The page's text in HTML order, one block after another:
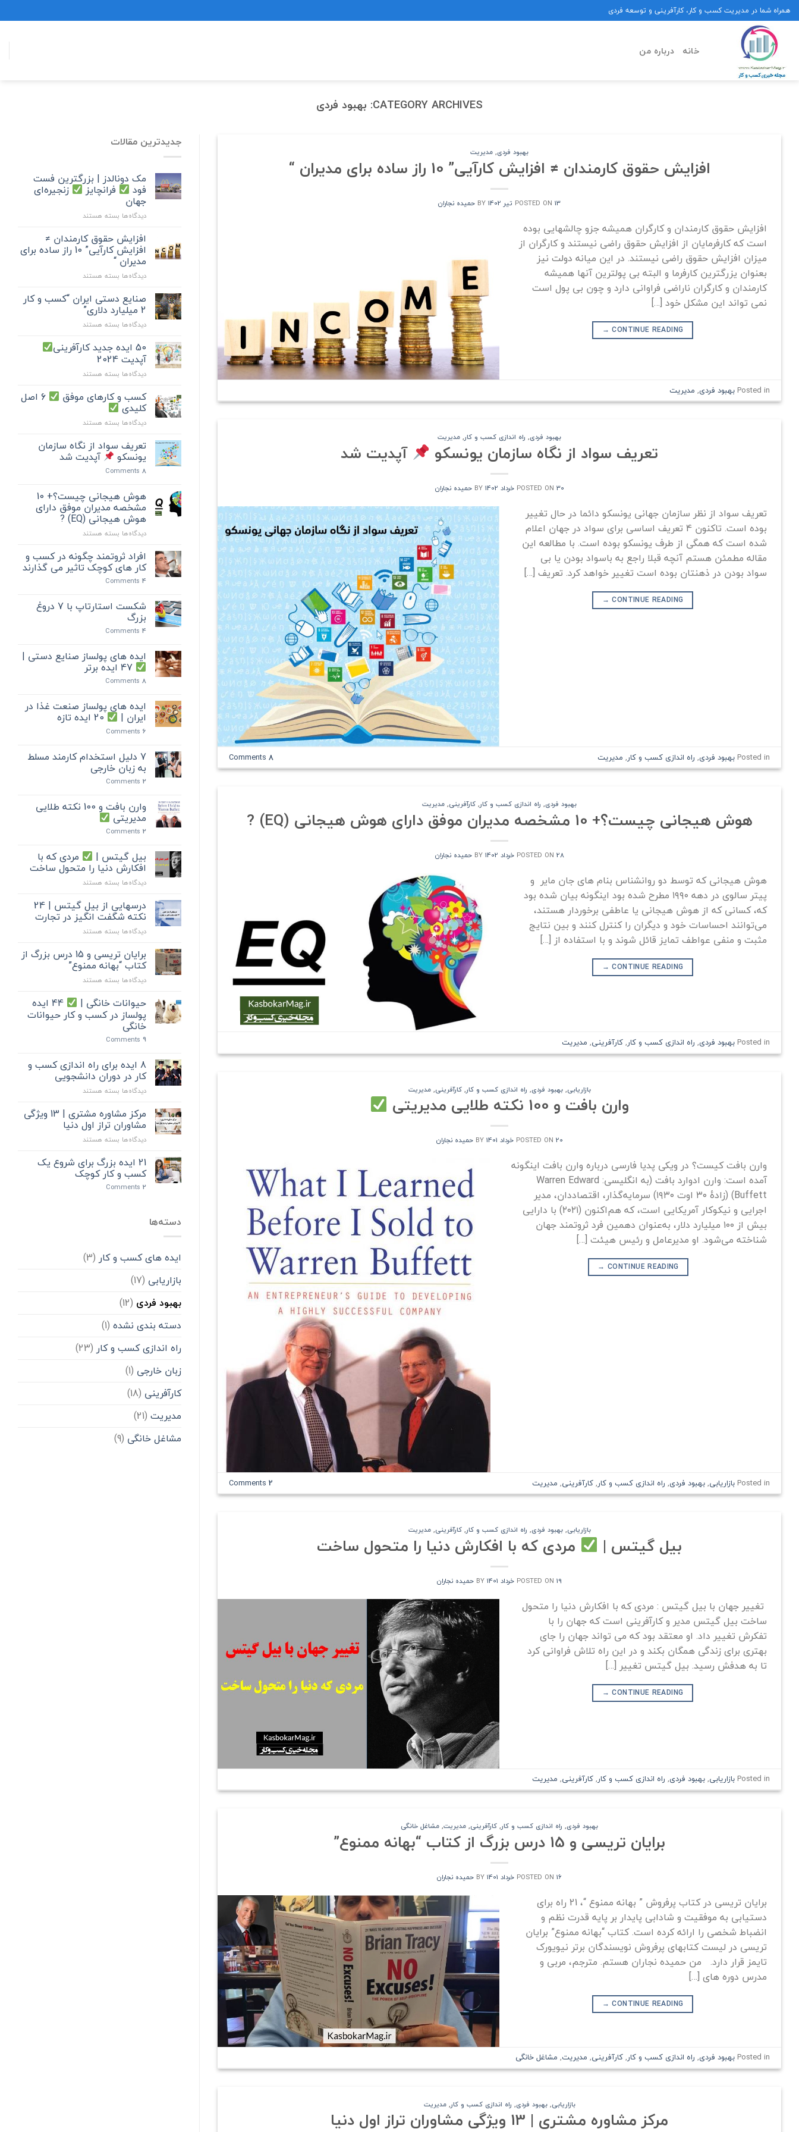
Skip
to
content
همراه شما در مدیریت کسب و کار، کارآفرینی و توسعه فردی
خانه درباره من
CATEGORY ARCHIVES: بهبود فردی
بهبود فردی, مدیریت
افزایش حقوق کارمندان ≠ افزایش کارآیی” 10 راز ساده برای مدیران “
POSTED ON 13 تیر 1402 حمیده نجاران
افزایش حقوق کارمندان و کارگران همیشه جزو چالشهایی بوده
است که کارفرمایان از افزایش حقوق راضی نیستند و کارگران از
میزان افزایش حقوق راضی نیستند. در این میانه دولت نیز
بعنوان یزرگترین کارفرما و البته بی پولترین آنها همیشه
کارمندان و کارگران ناراضی فراوانی دارد و چون بی پول است
نمی تواند این مشکل خود […]
CONTINUE READING
→
Posted inبهبود فردی, مدیریت
بهبود فردی, راه اندازی کسب و کار, مدیریت
تعریف سواد از نگاه سازمان یونسکو آپدیت شد
POSTED ON 30 خرداد 1402 BY حمیده نجاران
تعریف سواد از نظر سازمان جهانی یونسکو دائما در حال تغییر
بوده است. تاکنون 4 تعریف اساسی برای سواد در جهان اعلام
شده است که همگی از طرف یونسکو بوده است. با مطالعه این
مقاله مطمئن هستم آنچه قبلا راجع به باسواد بودن یا بی
سواد بودن در ذهنتان بوده است تغییر خواهد کرد. تعریف […]
CONTINUE READING
→
Posted inبهبود فردی, راه اندازی کسب و کار, مدیریت 8
Comments
بهبود فردی, راه اندازی کسب و کار, کارآفرینی, مدیریت
هوش هیجانی چیست؟+ 10 مشخصه مدیران موفق دارای هوش هیجانی (EQ) ?
POSTED ON 28 خرداد 1402 BY حمیده نجاران
هوش هیجانی که توسط دو روانشناس بنام های جان مایر و
پیتر سالوی در دهه ۱۹۹۰ مطرح شده بود اینگونه بیان شده بود
که، کسانی که از هوش هیجانی یا عاطفی برخوردار هستند،
می‌توانند احساسات خود و دیگران را کنترل کنند و بین نتایج
مثبت و منفی عواطف تمایز قائل شوند و با استفاده از […]
CONTINUE READING
→
Posted inبهبود فردی, راه اندازی کسب و کار,کارآفرینی, مدیریت
بازاریابی,بهبود فردی, راه اندازی کسب و کار,کارآفرینی,مدیریت
وارن بافت و 100 نکته طلایی مدیریتی
POSTED ON 20 خرداد 1401 BY حمیده نجاران
وارن بافت کیست؟ در ویکی پدیا فارسی درباره وارن بافت اینگونه
آمده است: وارن ادوارد بافت (به انگلیسی: Warren Edward
Buffett) (زادهٔ ۳۰ اوت ۱۹۳۰) سرمایه‌گذار، اقتصاددان، مدیر
اجرایی و نیکوکار آمریکایی است، که هم‌اکنون (۲۰۲۱) با دارایی
بیش از ۱۰۰ میلیارد دلار، به‌عنوان دهمین فرد ثروتمند جهان
شناخته می‌شود. او مدیرعامل و رئیس هیئت […]
CONTINUE READING
→
Posted inبازاریابی,بهبود فردی, راه اندازی کسب و کار,کارآفرینی, مدیریت 2
Comments
بازاریابی,بهبود فردی, راه اندازی کسب و کار,کارآفرینی,مدیریت
بیل گیتس | مردی که با افکارش دنیا را متحول ساخت
POSTED ON 19 خرداد 1401 حمیده نجاران
تغییر جهان با بیل گیتس : مردی که با افکارش دنیا را متحول
ساخت بیل گیتس مدیر و کارآفرینی است که جهان را با
تفکرش تغییر داد. او معتقد بود که می تواند جهان را جای
بهتری برای زندگی همگان بکند و در این راه تلاش فراوانی کرد
تا به هدفش رسید. بیل گیتس تغییر […]
CONTINUE READING
→
Posted inبازاریابی,بهبود فردی, راه اندازی کسب و کار,کارآفرینی, مدیریت
بهبود فردی, راه اندازی کسب و کار, کارآفرینی, مدیریت, مشاغل خانگی
برایان تریسی و 15 درس بزرگ از کتاب “بهانه ممنوع”
POSTED ON 16 خرداد 1401 حمیده نجاران
برایان تریسی در کتاب پرفروش ” بهانه ممنوع “، 21 راه برای
دستیابی به موفقیت و شادابی پایدار بر پایه قدرت نظم و
انضباط شخصی را ارائه کرده است. کتاب “بهانه ممنوع” برایان
تریسی در لیست کتابهای پرفروش نویسندگان برتر نیویورک
تایمز قرار دارد. من حمیده نجاران هستم. مترجم، مربی و
مدرس دوره های […]
CONTINUE READING
→
Posted inبهبود فردی, راه اندازی کسب و کار,کارآفرینی, مدیریت, مشاغل خانگی
بازاریابی,بهبود فردی, راه اندازی کسب و کار,مدیریت
مرکز مشاوره مشتری | 13 ویژگی مشاوران تراز اول دنیا
جدیدترین مقالات
مک دونالدز | بزرگترین فست
فود فرانچایز زنجیره‌ای
جهان
دیدگاه‌ها برای
دونالدز
|
بزرگترین
فود
فرانچایز
زنجیره‌ای
جهان
بسته هستند
افزایش حقوق کارمندان ≠
افزایش کارآیی” 10 راز ساده برای
مدیران “
دیدگاه‌ها برای
حقوق
کارمندان
≠
افزایش
10
راز
ساده
برای
“
بسته هستند
صنایع دستی ایران “کسب و کار
2 میلیارد دلاری”
دیدگاه‌ها برای
دستی
ایران
“کسب
و
2
میلیارد
دلاری”
بسته هستند
50 ایده جدید کارآفرینی
آپدیت 2024
دیدگاه‌ها برای
ایده
جدید
کارآفرینی
2024
بسته هستند
کسب و کارهای موفق 6 اصل
کلیدی
دیدگاه‌ها برای
و
کارهای
موفق
اصل
کلیدی
بسته هستند
تعریف سواد از نگاه سازمان
یونسکو آپدیت شد
8
هوش هیجانی چیست؟+ 10
مشخصه مدیران موفق دارای
هوش هیجانی (EQ) ?
دیدگاه‌ها برای
هیجانی
چیست؟
+
10
مدیران
هوش
بسته هستند
افراد ثروتمند چگونه در کسب و
کار های کوچک تاثیر می گذارند
4
شکست استارتاپ با 7 دروغ
بزرگ
4
ایده های پولساز صنایع دستی |
47 ایده برتر
8
ایده های پولساز صنعت غذا در
ایران | 20 ایده تازه
6
7 دلیل استخدام کارمند مسلط
به زبان خارجی
2
وارن بافت و 100 نکته طلایی
مدیریتی
2
بیل گیتس | مردی که با
افکارش دنیا را متحول ساخت
دیدگاه‌ها برای
گیتس
|
مردی
با
افکارش
دنیا
را
ساخت
بسته هستند
درسهایی از بیل گیتس | 24
نکته شگفت انگیز در تجارت
دیدگاه‌ها برای
از
بیل
گیتس
|
نکته
شگفت
انگیز
تجارت
بسته هستند
برایان تریسی و 15 درس بزرگ از
کتاب “بهانه ممنوع”
دیدگاه‌ها برای
تریسی
15
بزرگ
کتاب
“بهانه
ممنوع”
بسته هستند
حیوانات خانگی | 44 ایده
پولساز در کسب و کار حیوانات
خانگی
9
8 ایده برای راه اندازی کسب و
کار در دوران دانشجویی
دیدگاه‌ها برای
ایده
برای
راه
اندازی
و
کار
در
دوران
بسته هستند
مرکز مشاوره مشتری | 13 ویژگی
مشاوران تراز اول دنیا
دیدگاه‌ها برای
مشاوره
مشتری
|
13
بسته هستند
21 ایده بزرگ برای شروع یک
کسب و کار کوچک
2
دسته‌ها
ایده های کسب و کار (3)
بازاریابی (17)
بهبود فردی (12)
دسته بندی نشده (1)
راه اندازی کسب و کار (23)
زبان خارجی (1)
کارآفرینی (18)
مدیریت (21)
مشاغل خانگی (9)